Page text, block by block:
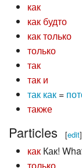
как
как будто
как только
только
так
так и
так как =
также
Particles [edit]
как Как!